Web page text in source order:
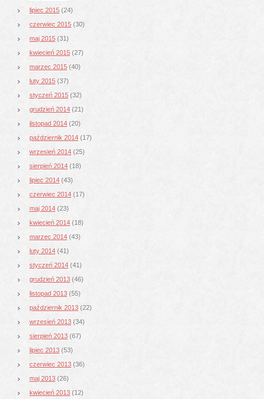
lipiec 2015 (24)
czerwiec 2015 (30)
maj 2015 (31)
kwiecień 2015 (27)
marzec 2015 (40)
luty 2015 (37)
styczeń 2015 (32)
grudzień 2014 (21)
listopad 2014 (20)
październik 2014 (17)
wrzesień 2014 (25)
sierpień 2014 (18)
lipiec 2014 (43)
czerwiec 2014 (17)
maj 2014 (23)
kwiecień 2014 (18)
marzec 2014 (43)
luty 2014 (41)
styczeń 2014 (41)
grudzień 2013 (46)
listopad 2013 (55)
październik 2013 (22)
wrzesień 2013 (34)
sierpień 2013 (67)
lipiec 2013 (53)
czerwiec 2013 (36)
maj 2013 (26)
kwiecień 2013 (12)